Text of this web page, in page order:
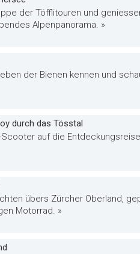
der Töfflitouren und
Alpenpanorama. »
der Bienen kennen und
durch das Tösstal
auf die
übers Zürcher Oberland,
Motorrad. »